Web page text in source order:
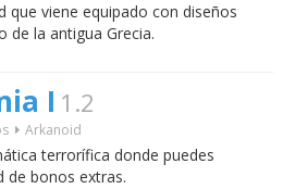
que viene equipado con diseños
de la antigua Grecia.
I 1.2
Arkanoid
terrorífica donde puedes
de bonos extras.